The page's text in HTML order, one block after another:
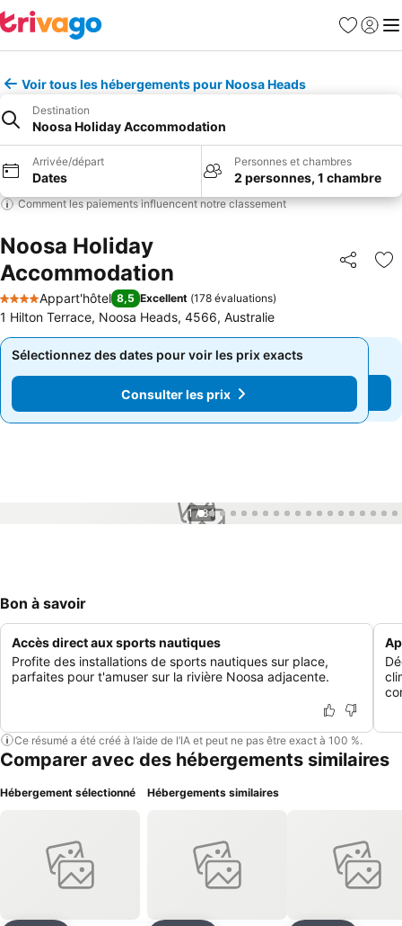
Favoris
Se
Voir tous les hébergements pour Noosa Heads
Destination
Noosa Holiday Accommodation
Arrivée/départ
Dates
Personnes et chambres
2 personnes, 1 chambre
Comment les paiements influencent notre classement
Noosa Holiday
Accommodation
Partager
4 Étoiles
Appart'hôtel 8,5 Excellent (178 évaluations)
1 Hilton Terrace, Noosa Heads, 4566, Australie
Sélectionnez des dates pour voir les prix exacts
Consulter les prix
Sélectionnez des dates pour voir les prix exacts
Consulter les prix
1 / 84
Bon à savoir
Accès direct aux sports nautiques
Profite des installations de sports nautiques sur place,
parfaites pour t'amuser sur la rivière Noosa adjacente.
Ce résumé a été créé à l’aide de l’IA et peut ne pas être exact à 100 %.
Comparer avec des hébergements similaires
Hébergement sélectionné Hébergements similaires